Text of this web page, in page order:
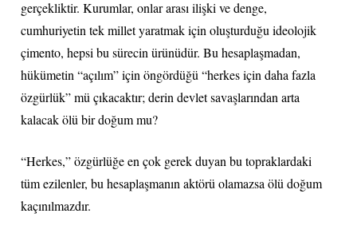
gerçekliktir. Kurumlar, onlar arası ilişki ve denge,
cumhuriyetin tek millet yaratmak için oluşturduğu ideolojik
çimento, hepsi bu sürecin ürünüdür. Bu hesaplaşmadan,
hükümetin “açılım” için öngördüğü “herkes için daha fazla
özgürlük” mü çıkacaktır; derin devlet savaşlarından arta
kalacak ölü bir doğum mu?
“Herkes,” özgürlüğe en çok gerek duyan bu topraklardaki
tüm ezilenler, bu hesaplaşmanın aktörü olamazsa ölü doğum
kaçınılmazdır.